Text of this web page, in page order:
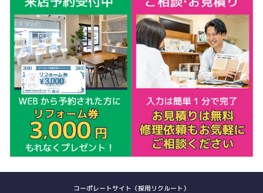
コーポレートサイト（採用リクルート）